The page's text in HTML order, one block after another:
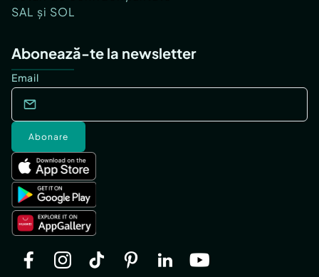
SAL și SOL
Abonează-te la newsletter
Email
Abonare